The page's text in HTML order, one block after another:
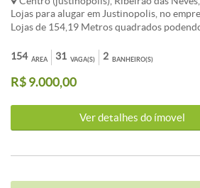
Lojas para alugar em Justinopolis, no
Lojas de 154,19 Metros quadrados
fossa ( Copasa somente torneiras ) Energia:
segurança do GoodMall Portão de aço
metros Projeto de AVCB executado 31
sua visita !
ÁREA
154 VAGA(S)
31 BANHEIRO(S)
2
R$ 9.000,00
Ver detalhes do ímovel